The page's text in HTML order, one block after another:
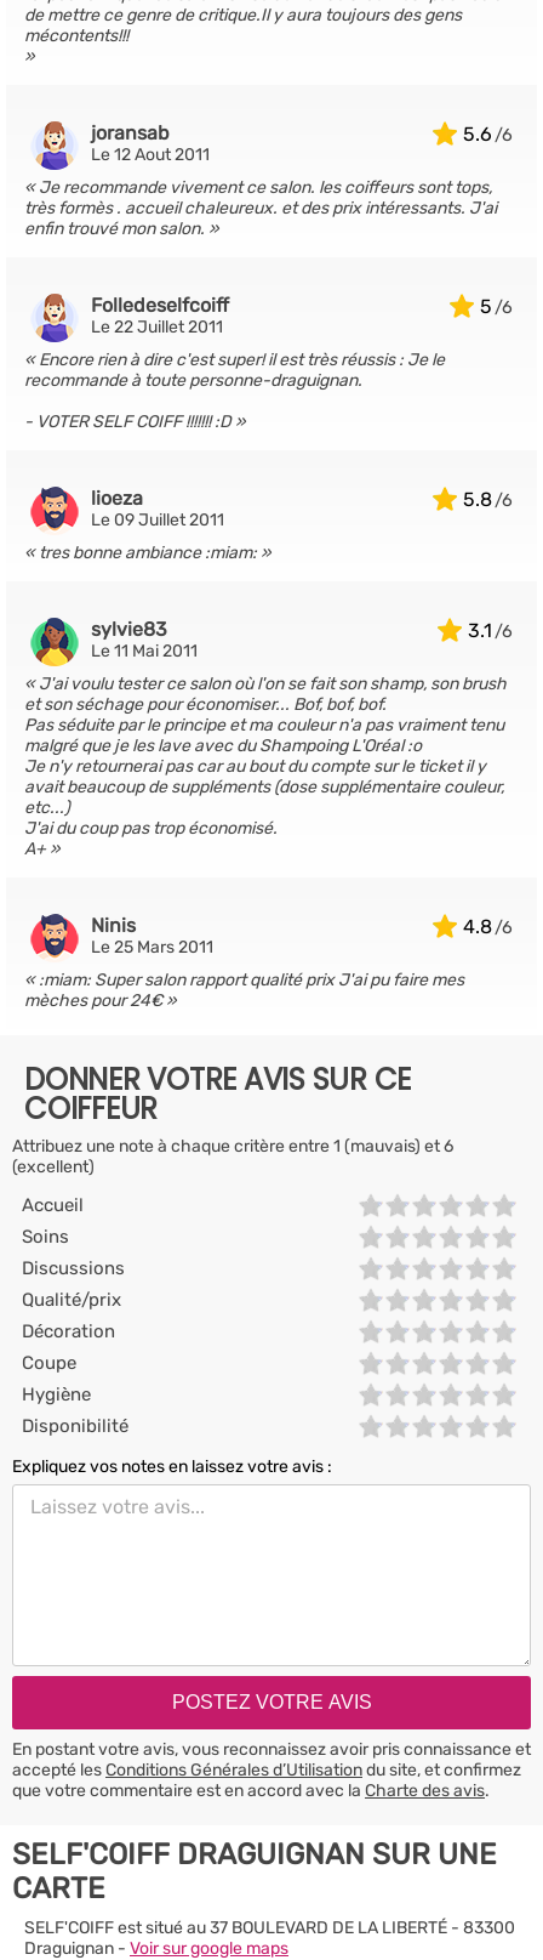
de mettre ce genre de critique.Il y aura toujours des gens
mécontents!!!
5.6
joransab
Le 12 Aout 2011
Je recommande vivement ce salon. les coiffeurs sont tops,
très formès . accueil chaleureux. et des prix intéressants. J'ai
enfin trouvé mon salon.
5
Folledeselfcoiff
Le 22 Juillet 2011
Encore rien à dire c'est super! il est très réussis : Je le
recommande à toute personne-draguignan.
- VOTER SELF COIFF !!!!!!! :D
5.8
lioeza
Le 09 Juillet 2011
tres bonne ambiance :miam:
3.1
sylvie83
Le 11 Mai 2011
J'ai voulu tester ce salon où l'on se fait son shamp, son brush
et son séchage pour économiser... Bof, bof, bof.
Pas séduite par le principe et ma couleur n'a pas vraiment tenu
malgré que je les lave avec du Shampoing L'Oréal :o
Je n'y retournerai pas car au bout du compte sur le ticket il y
avait beaucoup de suppléments (dose supplémentaire couleur,
etc...)
J'ai du coup pas trop économisé.
A+
4.8
Ninis
Le 25 Mars 2011
:miam: Super salon rapport qualité prix J'ai pu faire mes
mèches pour 24€
DONNER VOTRE AVIS SUR CE
COIFFEUR
Attribuez une note à chaque critère entre 1 (mauvais) et 6
(excellent)
Accueil
Soins
Discussions
Qualité/prix
Décoration
Coupe
Hygiène
Disponibilité
Expliquez vos notes en laissez votre avis :
En postant votre avis, vous reconnaissez avoir pris connaissance et
accepté lesConditions Générales d’Utilisationdu site, et confirmez
que votre commentaire est en accord avec la Charte des avis.
SELF'COIFF DRAGUIGNAN SUR UNE
CARTE
SELF'COIFF est situé au 37 BOULEVARD DE LA LIBERTÉ - 83300
Draguignan - Voir sur google maps